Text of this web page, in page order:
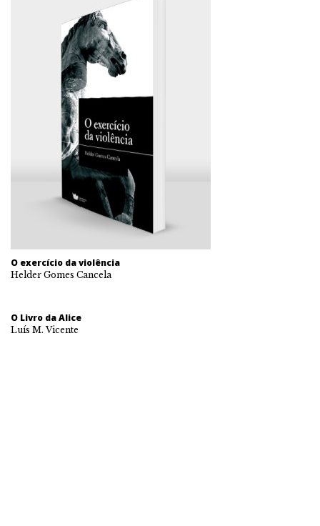
O exercício da violência
Helder Gomes Cancela
O Livro da Alice
Luís M. Vicente